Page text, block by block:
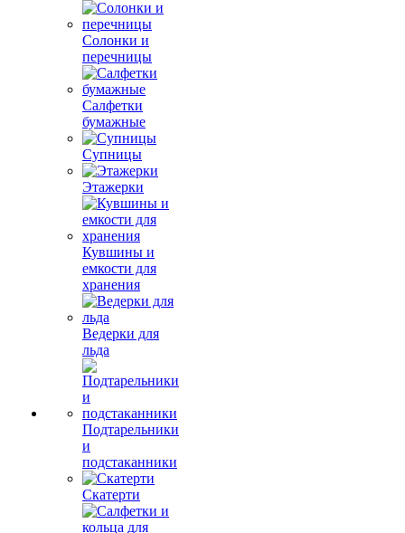
Солонки и
перечницы
Салфетки
бумажные
Супницы
Этажерки
Кувшины и
емкости для
хранения
Ведерки для
льда
Подтарельники
и
подстаканники
Скатерти